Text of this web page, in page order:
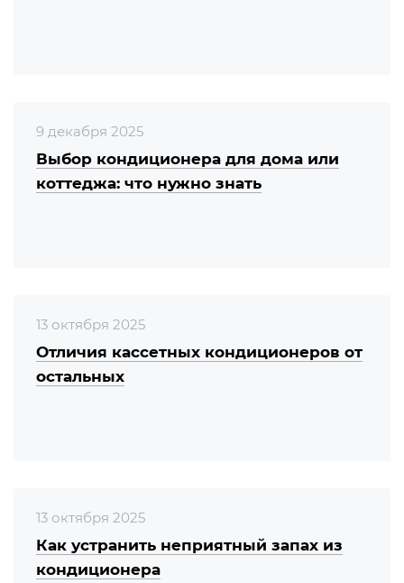
9 декабря 2025
Выбор кондиционера для дома или
коттеджа: что нужно знать
13 октября 2025
Отличия кассетных кондиционеров от
остальных
13 октября 2025
Как устранить неприятный запах из
кондиционера